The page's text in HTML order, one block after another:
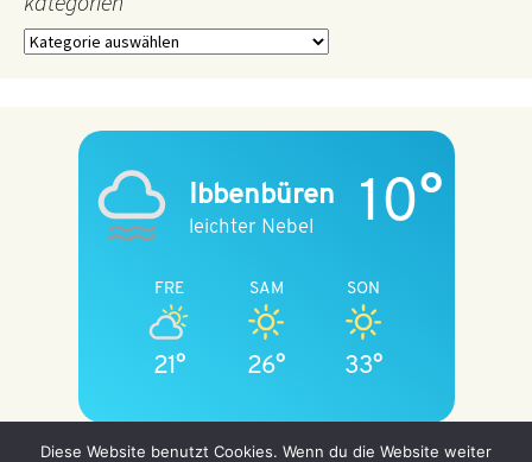
kategorien
Ibbenbüren
leichter Nebel 10°
FRE
21°
SAM
26°
SON
33°
Diese Website benutzt Cookies. Wenn du die Website weiter